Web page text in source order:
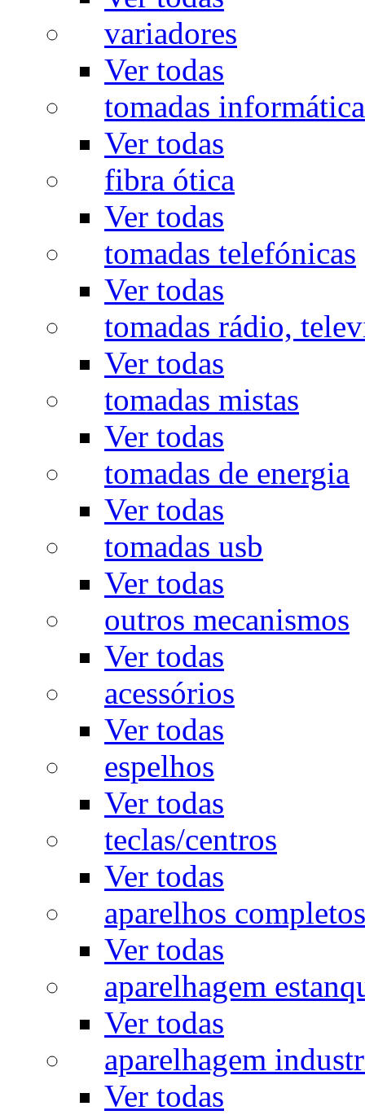
variadores
Ver todas
tomadas
Ver todas
fibra ótica
Ver todas
tomadas telefónicas
Ver todas
tomadas rádio,
Ver todas
tomadas mistas
Ver todas
tomadas de energia
Ver todas
tomadas usb
Ver todas
outros mecanismos
Ver todas
acessórios
Ver todas
espelhos
Ver todas
teclas/centros
Ver todas
aparelhos completos
Ver todas
aparelhagem
Ver todas
aparelhagem
Ver todas